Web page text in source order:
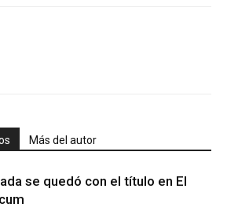
Más del autor
se quedó con el título en El